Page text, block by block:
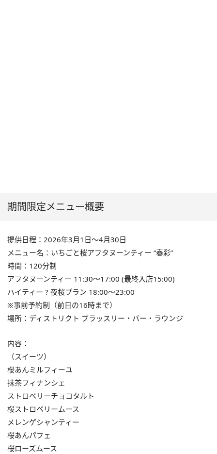
期間限定メニュー概要
提供日程：2026年3月1日～4月30日
メニュー名：いちごと桜アフタヌーンティー “春彩”
時間：120分制
アフタヌーンティー 11:30～17:00 (最終入店15:00)
ハイティー ? 夜桜プラン 18:00～23:00
※事前予約制（前日の16時まで）
場所：ディストリクト ブラッスリー・バー・ラウンジ
内容：
（スイーツ）
桜あんミルフィーユ
抹茶フィナンシェ
ストロベリーチョコタルト
桜ストロベリームース
メレンゲシャンティー
桜あんパフェ
桜ローズムース